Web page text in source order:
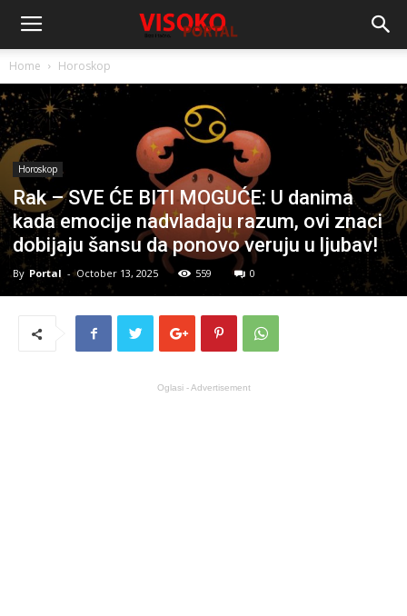
Home Horoskop
Horoskop
Rak – SVE ĆE BITI MOGUĆE: U danima
kada emocije nadvladaju razum, ovi znaci
dobijaju šansu da ponovo veruju u ljubav!
By Portal - October 13, 2025 559 0
Oglasi - Advertisement